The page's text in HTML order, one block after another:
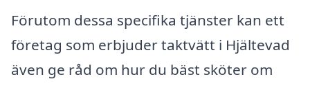
Förutom dessa specifika tjänster kan ett
företag som erbjuder taktvätt i Hjältevad
även ge råd om hur du bäst sköter om